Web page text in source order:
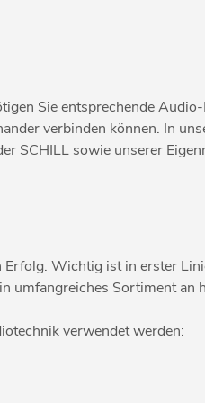
Sie entsprechende
verbinden können. In
SCHILL sowie unserer
Wichtig ist in erster
umfangreiches Sortiment
verwendet werden: